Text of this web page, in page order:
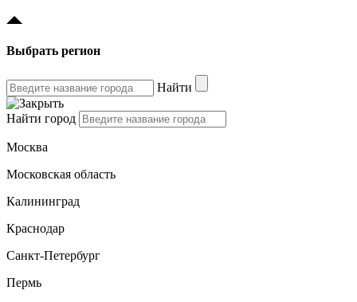
Выбрать регион
Найти
Найти город
Москва
Московская область
Калининград
Краснодар
Санкт-Петербург
Пермь